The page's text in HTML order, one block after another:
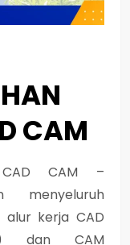
CAM
CAD CAM –
menyeluruh
alur kerja CAD
dan CAM